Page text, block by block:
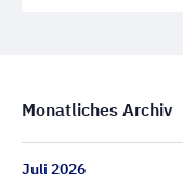
Monatliches Archiv
Juli 2026